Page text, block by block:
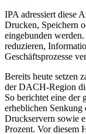
IPA adressiert diese
Drucken, Speichern
eingebunden
reduzieren,
Geschäftsprozesse
Bereits heute setzen
der DACH-Region
So berichtet eine der
erheblichen
Druckservern sowie
Prozent. Vor diesem